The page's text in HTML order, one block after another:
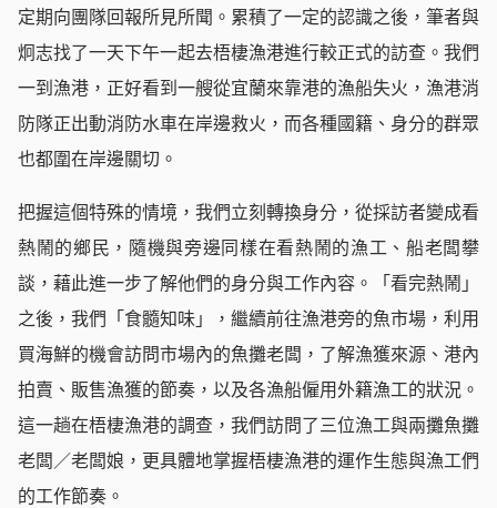
定期向團隊回報所見所聞。累積了一定的認識之後，筆者與
炯志找了一天下午一起去梧棲漁港進行較正式的訪查。我們
一到漁港，正好看到一艘從宜蘭來靠港的漁船失火，漁港消
防隊正出動消防水車在岸邊救火，而各種國籍、身分的群眾
也都圍在岸邊關切。
把握這個特殊的情境，我們立刻轉換身分，從採訪者變成看
熱鬧的鄉民，隨機與旁邊同樣在看熱鬧的漁工、船老闆攀
談，藉此進一步了解他們的身分與工作內容。「看完熱鬧」
之後，我們「食髓知味」，繼續前往漁港旁的魚市場，利用
買海鮮的機會訪問市場內的魚攤老闆，了解漁獲來源、港內
拍賣、販售漁獲的節奏，以及各漁船僱用外籍漁工的狀況。
這一趟在梧棲漁港的調查，我們訪問了三位漁工與兩攤魚攤
老闆／老闆娘，更具體地掌握梧棲漁港的運作生態與漁工們
的工作節奏。